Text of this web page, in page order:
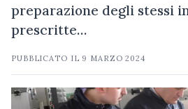
preparazione degli stessi
prescritte…
PUBBLICATO IL 9 MARZO 2024